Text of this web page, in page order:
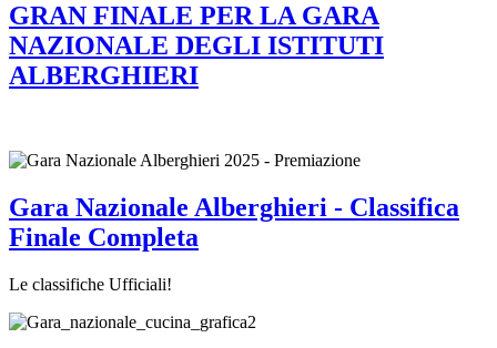
GRAN FINALE PER LA GARA
NAZIONALE DEGLI ISTITUTI
ALBERGHIERI
Gara Nazionale Alberghieri - Classifica
Finale Completa
Le classifiche Ufficiali!